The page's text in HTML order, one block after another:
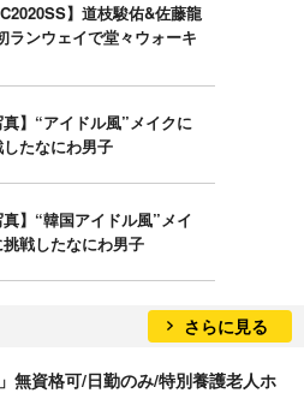
】道枝駿佑&佐藤龍
ランウェイで堂々ウォーキ
真】“アイドル風”メイクに
たなにわ男子
真】“韓国アイドル風”メイ
挑戦したなにわ男子
さらに見る
無資格可/日勤のみ/特別養護老人ホ